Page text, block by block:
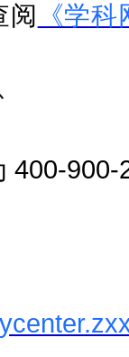
阅 《学
400-